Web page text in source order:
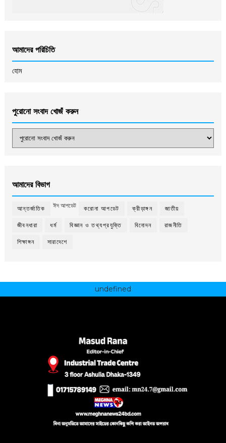
আমাদের পরিচিতি
হোম
পুরোনো সংবাদ খোজঁ করুন
আমাদের বিভাগ
আন্তর্জাতিক ঈদ আপডেট করোনা আপডেট ক্রীড়াঙ্গন জাতীয়
জীবনধারা ধর্ম বিজ্ঞান ও তথ্যপ্রযুক্তি বিনোদন রাজনীতি
শিক্ষাঙ্গন সারাদেশে
undefined